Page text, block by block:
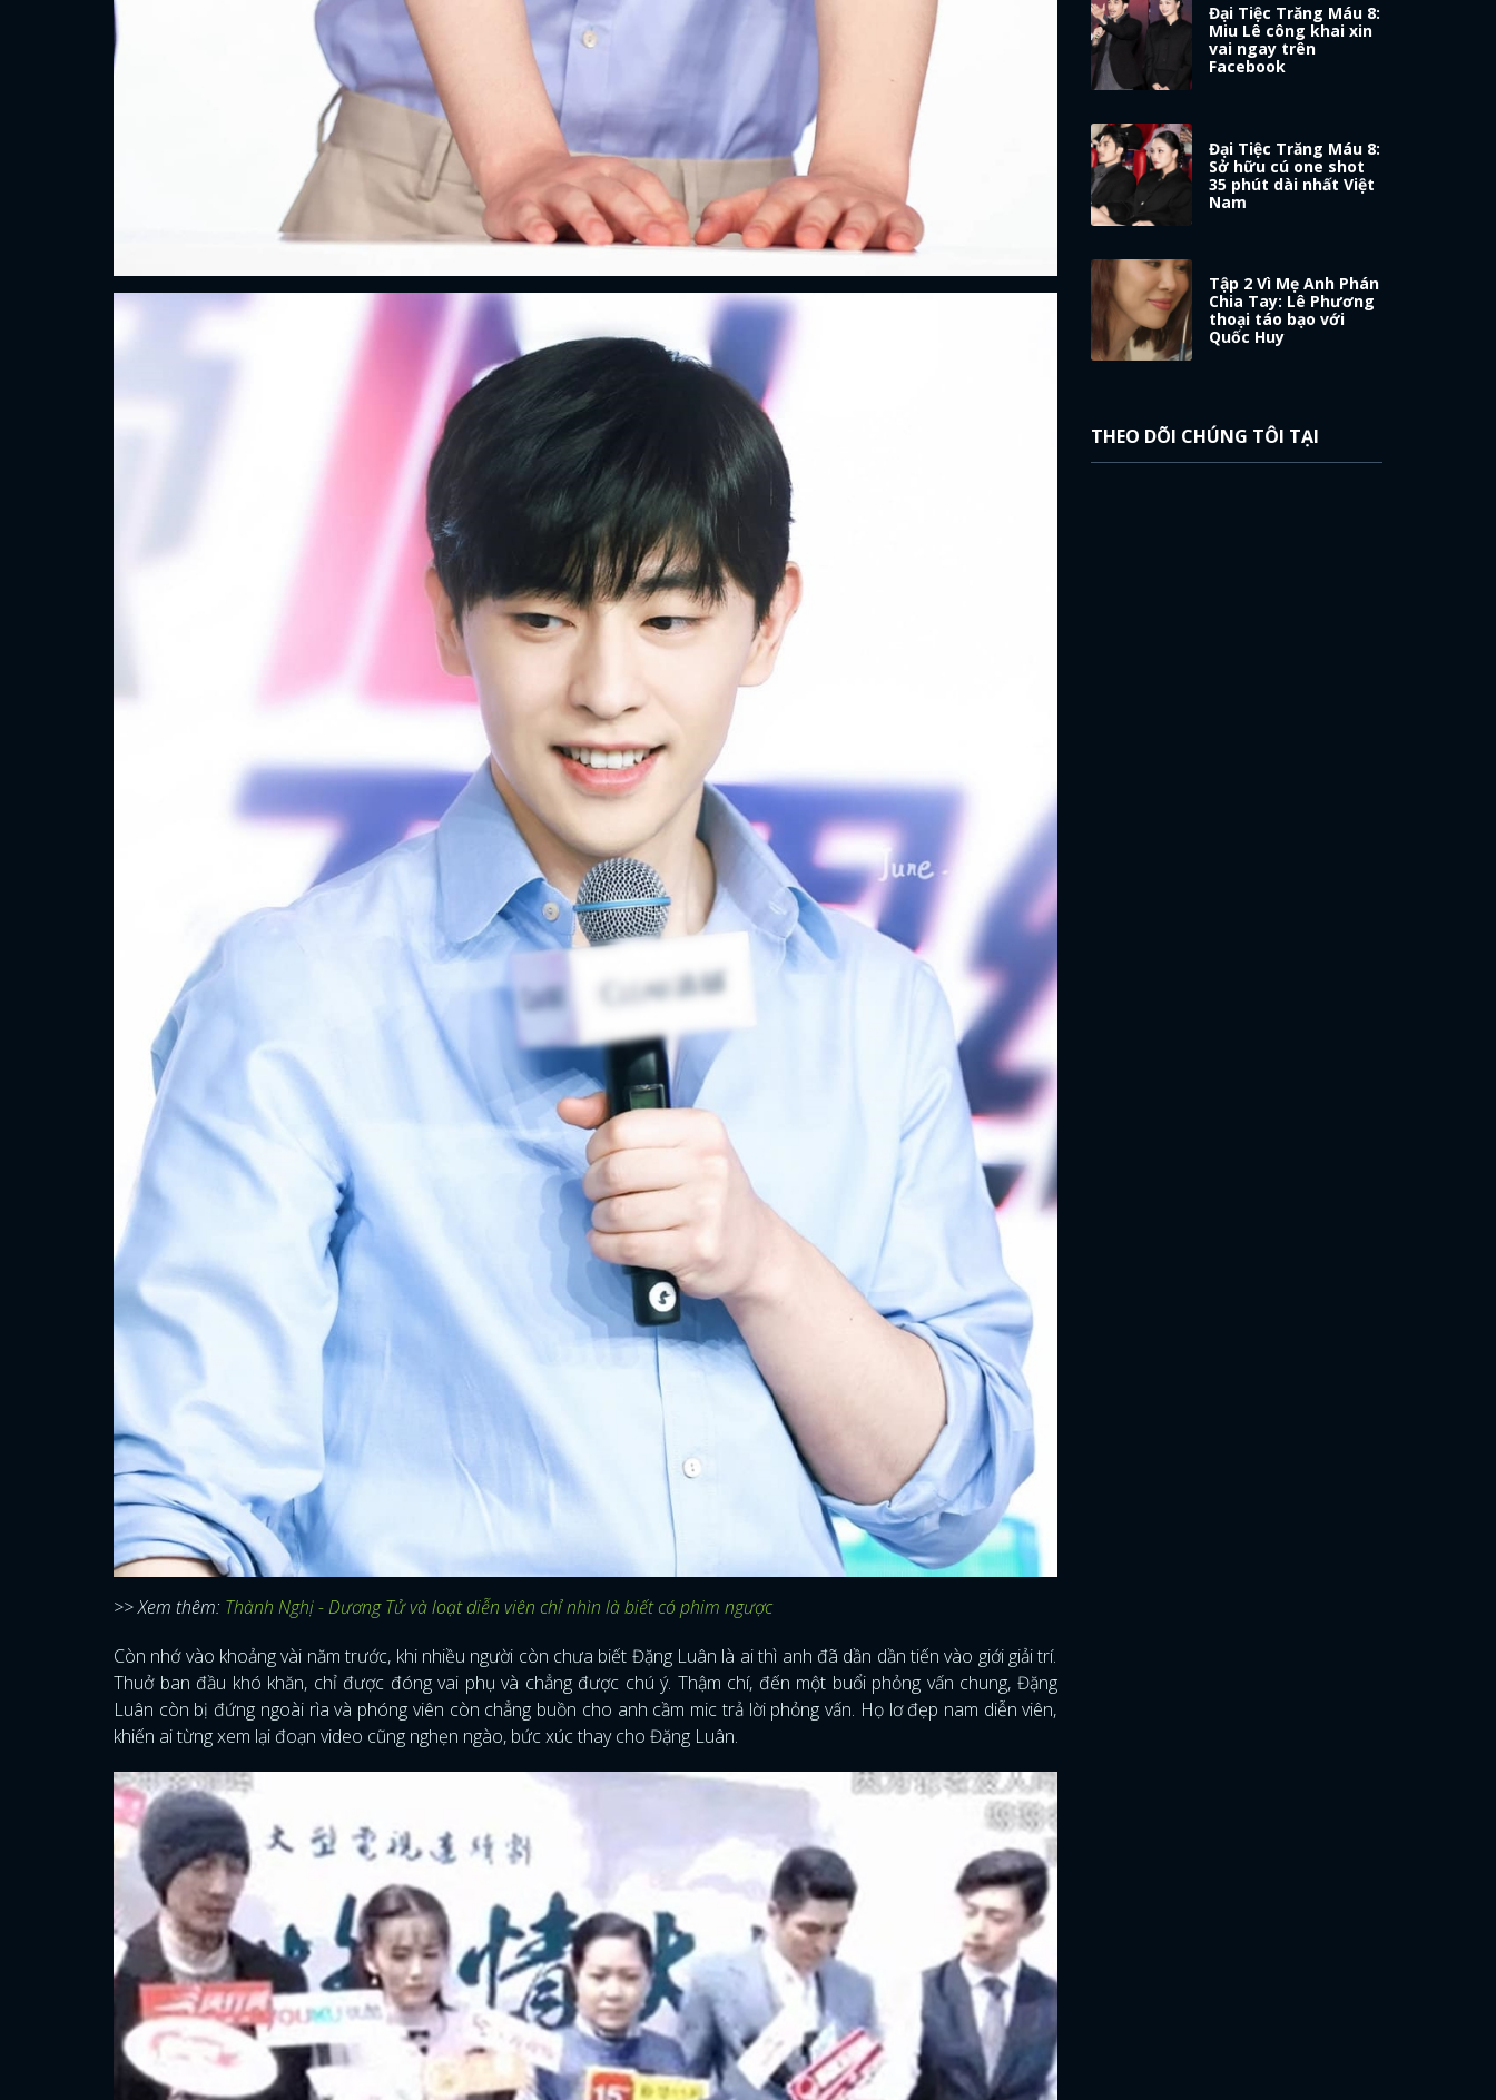
ĐĂNG NHẬP
FACEBOOK
>> Xem thêm: Thành Nghị - Dương Tử và loạt diễn viên chỉ nhìn là biết có phim ngược
Còn nhớ vào khoảng vài năm trước, khi nhiều người còn chưa biết Đặng Luân là ai thì anh đã dần dần tiến vào giới giải trí.
Thuở ban đầu khó khăn, chỉ được đóng vai phụ và chẳng được chú ý. Thậm chí, đến một buổi phỏng vấn chung, Đặng
Luân còn bị đứng ngoài rìa và phóng viên còn chẳng buồn cho anh cầm mic trả lời phỏng vấn. Họ lơ đẹp nam diễn viên,
khiến ai từng xem lại đoạn video cũng nghẹn ngào, bức xúc thay cho Đặng Luân.
Đại Tiệc Trăng Máu 8:
Miu Lê công khai xin
vai ngay trên
Facebook
Đại Tiệc Trăng Máu 8:
Sở hữu cú one shot
35 phút dài nhất Việt
Nam
Tập 2 Vì Mẹ Anh Phán
Chia Tay: Lê Phương
thoại táo bạo với
Quốc Huy
THEO DÕI CHÚNG TÔI TẠI